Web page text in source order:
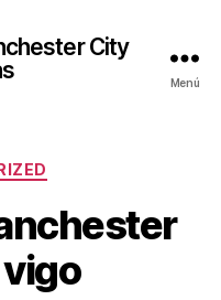
City
Menú